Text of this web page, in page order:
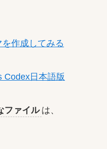
作成してみる
日本語版
ファイル は、